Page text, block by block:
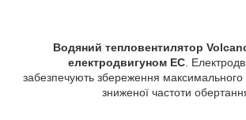
Водяний тепловентилятор
електродвигуном EC .
забезпечують збереження максимального
зниженої частоти